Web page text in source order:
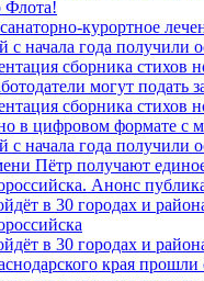
Флота!
курортное
с начала года получили
сборника
могут
сборника стихов
в цифровом формате
с начала года получили
Пётр получают
Анонс
в 30 городах и
в 30 городах и
края